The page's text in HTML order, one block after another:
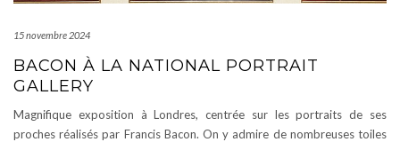
15 novembre 2024
BACON À LA NATIONAL PORTRAIT
GALLERY
Magnifique exposition à Londres, centrée sur les portraits de ses
proches réalisés par Francis Bacon. On y admire de nombreuses toiles